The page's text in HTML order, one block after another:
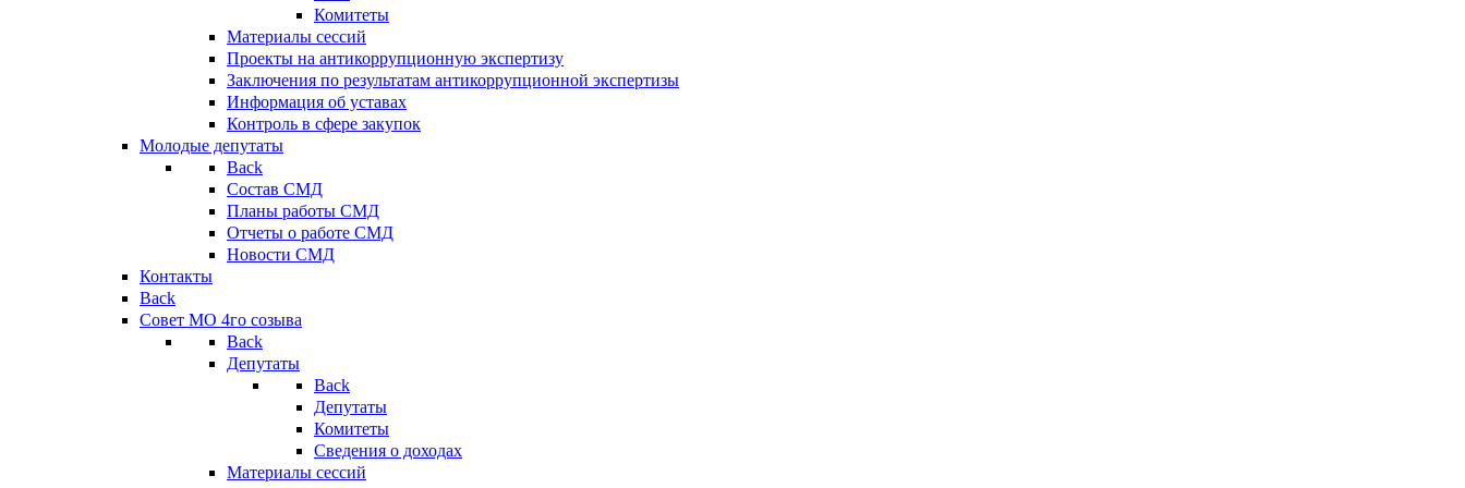
Комитеты
Материалы сессий
Проекты на антикоррупционную экспертизу
Заключения по результатам антикоррупционной экспертизы
Информация об уставах
Контроль в сфере закупок
Молодые депутаты
Back
Состав СМД
Планы работы СМД
Отчеты о работе СМД
Новости СМД
Контакты
Back
Совет МО 4го созыва
Back
Депутаты
Back
Депутаты
Комитеты
Сведения о доходах
Материалы сессий